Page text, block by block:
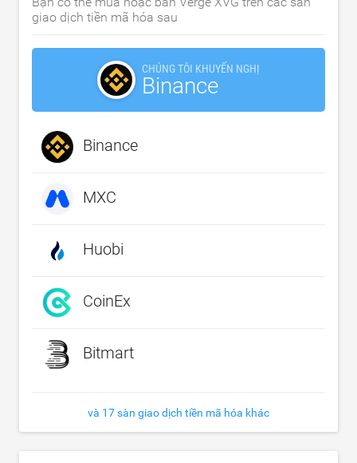
giao dịch tiền mã hóa sau
CHÚNG TÔI KHUYẾN NGHỊ
Binance
Binance
MXC
Huobi
CoinEx
Bitmart
và 17 sàn giao dịch tiền mã hóa khác